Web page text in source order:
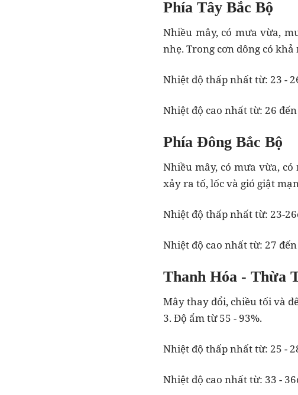
Phía Tây Bắc Bộ
Nhiều mây, có mưa vừa,
nhẹ. Trong cơn dông có
Nhiệt độ thấp nhất từ: 23 -
Nhiệt độ cao nhất từ: 26
Phía Đông Bắc Bộ
Nhiều mây, có mưa vừa,
xảy ra tố, lốc và gió giật
Nhiệt độ thấp nhất từ: 23-
Nhiệt độ cao nhất từ: 27
Thanh Hóa - Thừa
Mây thay đổi, chiều tối và
3. Độ ẩm từ 55 - 93%.
Nhiệt độ thấp nhất từ: 25 -
Nhiệt độ cao nhất từ: 33 -